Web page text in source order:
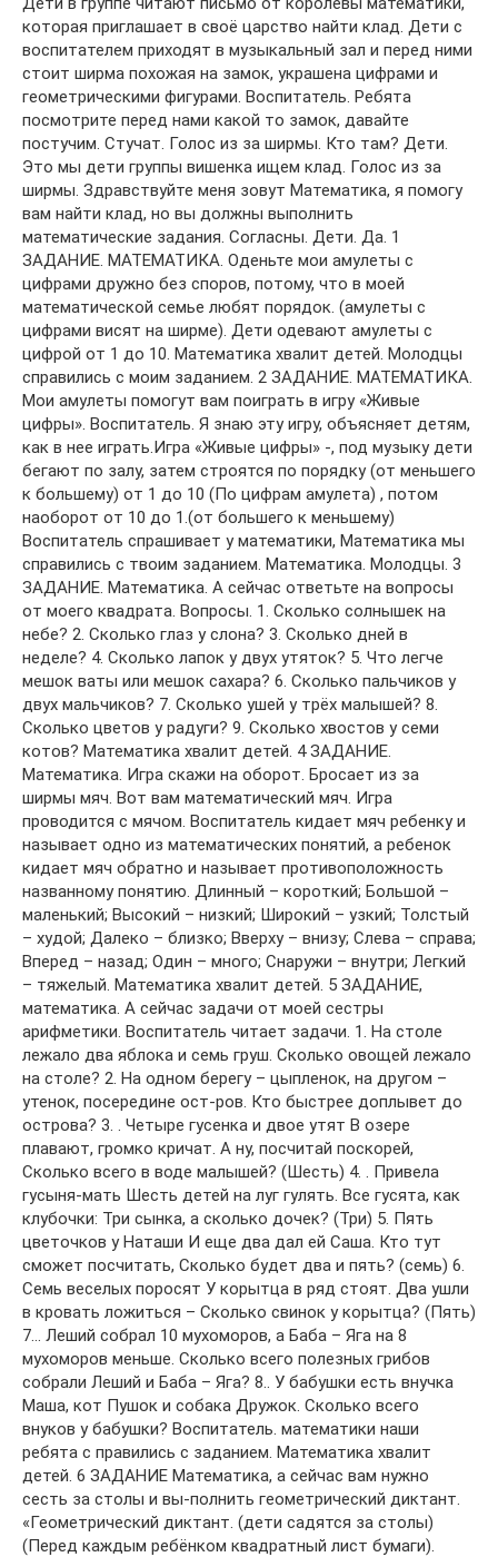
которая приглашает в своё царство найти клад. Дети с
воспитателем приходят в музыкальный зал и перед ними
стоит ширма похожая на замок, украшена цифрами и
геометрическими фигурами. Воспитатель. Ребята
посмотрите перед нами какой то замок, давайте
постучим. Стучат. Голос из за ширмы. Кто там? Дети.
Это мы дети группы вишенка ищем клад. Голос из за
ширмы. Здравствуйте меня зовут Математика, я помогу
вам найти клад, но вы должны выполнить
математические задания. Согласны. Дети. Да. 1
ЗАДАНИЕ. МАТЕМАТИКА. Оденьте мои амулеты с
цифрами дружно без споров, потому, что в моей
математической семье любят порядок. (амулеты с
цифрами висят на ширме). Дети одевают амулеты с
цифрой от 1 до 10. Математика хвалит детей. Молодцы
справились с моим заданием. 2 ЗАДАНИЕ. МАТЕМАТИКА.
Мои амулеты помогут вам поиграть в игру «Живые
цифры». Воспитатель. Я знаю эту игру, объясняет детям,
как в нее играть.Игра «Живые цифры» -, под музыку дети
бегают по залу, затем строятся по порядку (от меньшего
к большему) от 1 до 10 (По цифрам амулета) , потом
наоборот от 10 до 1.(от большего к меньшему)
Воспитатель спрашивает у математики, Математика мы
справились с твоим заданием. Математика. Молодцы. 3
ЗАДАНИЕ. Математика. А сейчас ответьте на вопросы
от моего квадрата. Вопросы. 1. Сколько солнышек на
небе? 2. Сколько глаз у слона? 3. Сколько дней в
неделе? 4. Сколько лапок у двух утяток? 5. Что легче
мешок ваты или мешок сахара? 6. Сколько пальчиков у
двух мальчиков? 7. Сколько ушей у трёх малышей? 8.
Сколько цветов у радуги? 9. Сколько хвостов у семи
котов? Математика хвалит детей. 4 ЗАДАНИЕ.
Математика. Игра скажи на оборот. Бросает из за
ширмы мяч. Вот вам математический мяч. Игра
проводится с мячом. Воспитатель кидает мяч ребенку и
называет одно из математических понятий, а ребенок
кидает мяч обратно и называет противоположность
названному понятию. Длинный – короткий; Большой –
маленький; Высокий – низкий; Широкий – узкий; Толстый
– худой; Далеко – близко; Вверху – внизу; Слева – справа;
Вперед – назад; Один – много; Снаружи – внутри; Легкий
– тяжелый. Математика хвалит детей. 5 ЗАДАНИЕ,
математика. А сейчас задачи от моей сестры
арифметики. Воспитатель читает задачи. 1. На столе
лежало два яблока и семь груш. Сколько овощей лежало
на столе? 2. На одном берегу – цыпленок, на другом –
утенок, посередине ост-ров. Кто быстрее доплывет до
острова? 3. . Четыре гусенка и двое утят В озере
плавают, громко кричат. А ну, посчитай поскорей,
Сколько всего в воде малышей? (Шесть) 4. . Привела
гусыня-мать Шесть детей на луг гулять. Все гусята, как
клубочки: Три сынка, а сколько дочек? (Три) 5. Пять
цветочков у Наташи И еще два дал ей Саша. Кто тут
сможет посчитать, Сколько будет два и пять? (семь) 6.
Семь веселых поросят У корытца в ряд стоят. Два ушли
в кровать ложиться – Сколько свинок у корытца? (Пять)
7… Леший собрал 10 мухоморов, а Баба – Яга на 8
мухоморов меньше. Сколько всего полезных грибов
собрали Леший и Баба – Яга? 8.. У бабушки есть внучка
Маша, кот Пушок и собака Дружок. Сколько всего
внуков у бабушки? Воспитатель. математики наши
ребята с правились с заданием. Математика хвалит
детей. 6 ЗАДАНИЕ Математика, а сейчас вам нужно
сесть за столы и вы-полнить геометрический диктант.
«Геометрический диктант. (дети садятся за столы)
(Перед каждым ребёнком квадратный лист бумаги).